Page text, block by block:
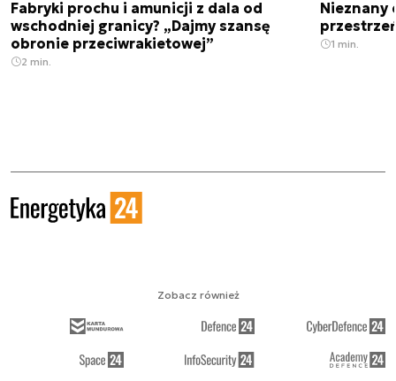
Fabryki prochu i amunicji z dala od
wschodniej granicy? „Dajmy szansę
obronie przeciwrakietowej”
2 min.
Nieznany
1 min.
Zobacz również